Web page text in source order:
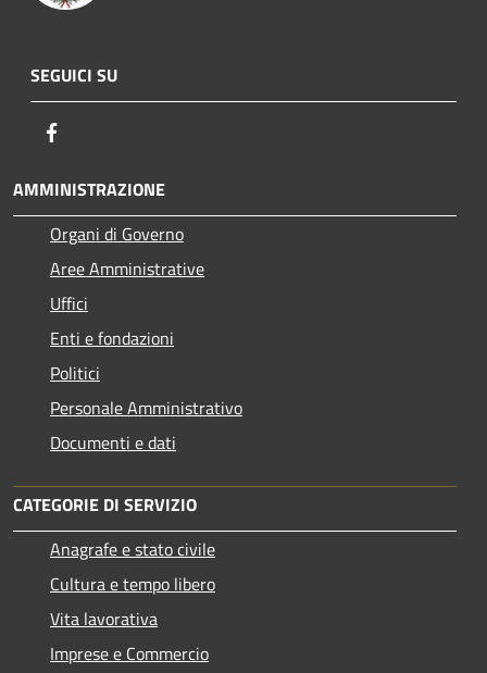
SEGUICI SU
AMMINISTRAZIONE
Organi di Governo
Aree Amministrative
Uffici
Enti e fondazioni
Politici
Personale Amministrativo
Documenti e dati
CATEGORIE DI SERVIZIO
Anagrafe e stato civile
Cultura e tempo libero
Vita lavorativa
Imprese e Commercio